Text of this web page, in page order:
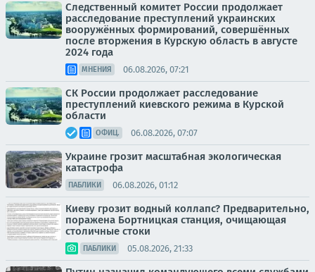
Следственный комитет России продолжает
расследование преступлений украинских
вооружённых формирований, совершённых
после вторжения в Курскую область в августе
2024 года
МНЕНИЯ 06.08.2026, 07:21
СК России продолжает расследование
преступлений киевского режима в Курской
области
ОФИЦ. 06.08.2026, 07:07
Украине грозит масштабная экологическая
катастрофа
ПАБЛИКИ 06.08.2026, 01:12
Киеву грозит водный коллапс? Предварительно,
поражена Бортницкая станция, очищающая
столичные стоки
ПАБЛИКИ 05.08.2026, 21:33